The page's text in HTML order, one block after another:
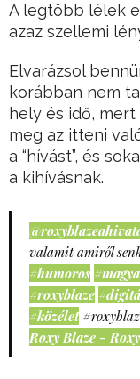
A legtöbb lélek
azaz szellemi
Elvarázsol
korábban nem
hely és idő,
meg az itteni
a “hívást”, és
a kihívásnak.
valamit amiről
#humoros
#roxyblaze
#közélet
Roxy Blaze -